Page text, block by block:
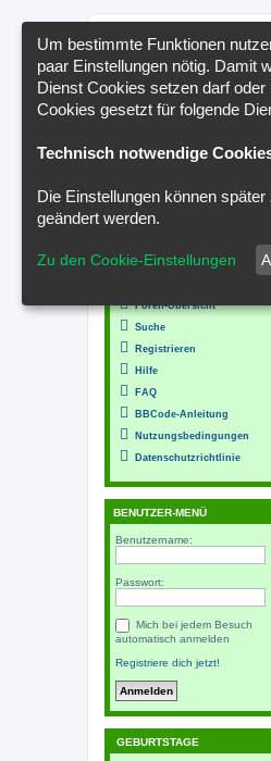
Portal Foren-
Foren-Übersicht
Suche
Registrieren
Hilfe
FAQ
BBCode-Anleitung
Nutzungsbedingungen
Datenschutzrichtlinie
BENUTZER-MENÜ
Benutzername:
Passwort:
Mich bei jedem Besuch
automatisch anmelden
Registriere dich jetzt!
GEBURTSTAGE
Um bestimmte Funktionen
paar Einstellungen nötig. Damit
Dienst Cookies setzen darf
Cookies gesetzt für folgende
Technisch notwendige
Die Einstellungen können
geändert werden.
Zu den Cookie-Einstellungen